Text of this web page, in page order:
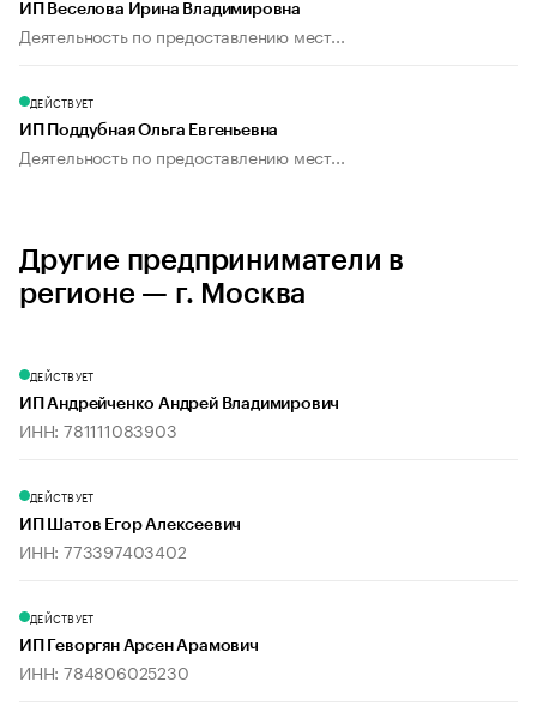
ИП Веселова Ирина Владимировна
Деятельность по предоставлению мест...
ДЕЙСТВУЕТ
ИП Поддубная Ольга Евгеньевна
Деятельность по предоставлению мест...
Другие предприниматели в
регионе — г. Москва
ДЕЙСТВУЕТ
ИП Андрейченко Андрей Владимирович
ИНН: 781111083903
ДЕЙСТВУЕТ
ИП Шатов Егор Алексеевич
ИНН: 773397403402
ДЕЙСТВУЕТ
ИП Геворгян Арсен Арамович
ИНН: 784806025230